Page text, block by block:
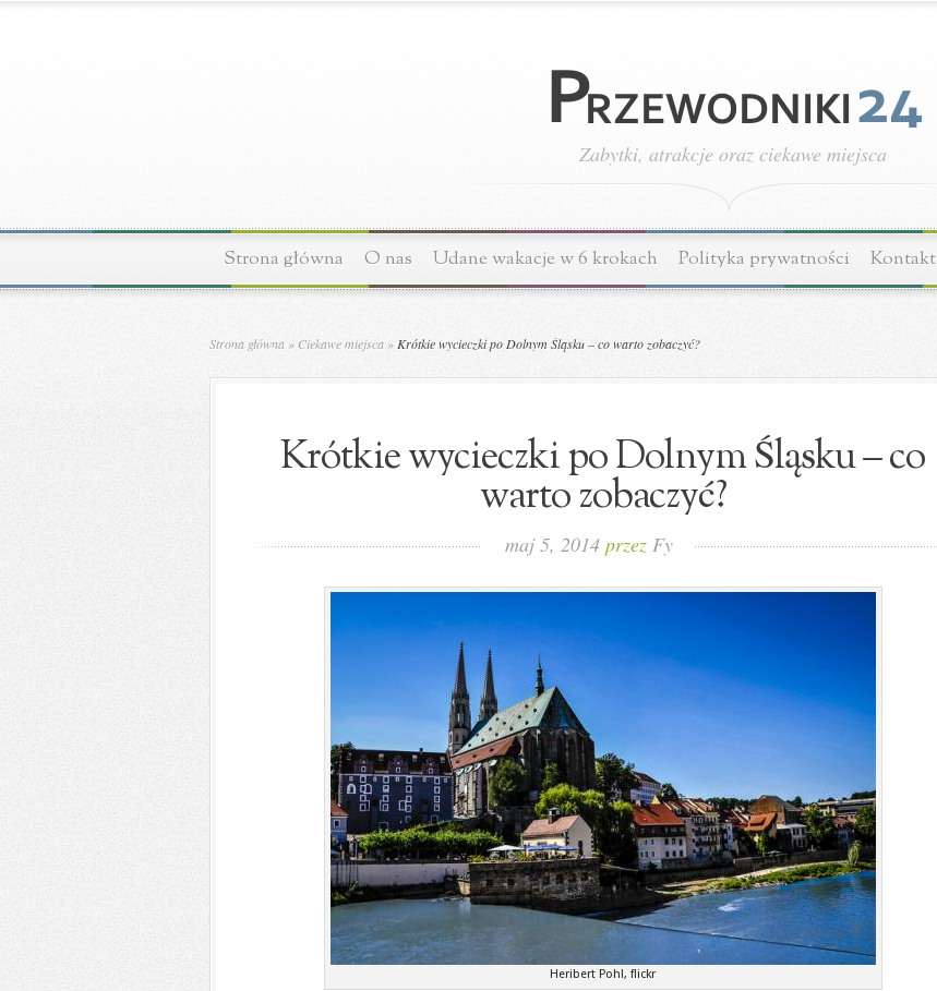
Zabytki, atrakcje oraz ciekawe miejsca
Strona główna O nas Udane wakacje w 6 krokach Polityka prywatności Kontakt
Strona główna » Ciekawe miejsca » Krótkie wycieczki po Dolnym Śląsku – co warto zobaczyć?
Krótkie wycieczki po Dolnym Śląsku – co
warto zobaczyć?
maj 5, 2014 przez Fy
Heribert Pohl, flickr